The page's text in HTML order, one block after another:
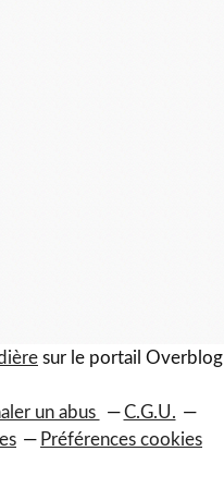
sur le portail Overblog
un abus
C.G.U.
Préférences cookies